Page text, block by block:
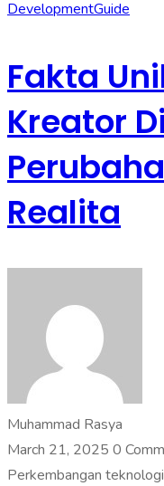
DevelopmentGuide
Fakta
Kreator
Realita
Muhammad Rasya
March 21, 2025 0
Perkembangan